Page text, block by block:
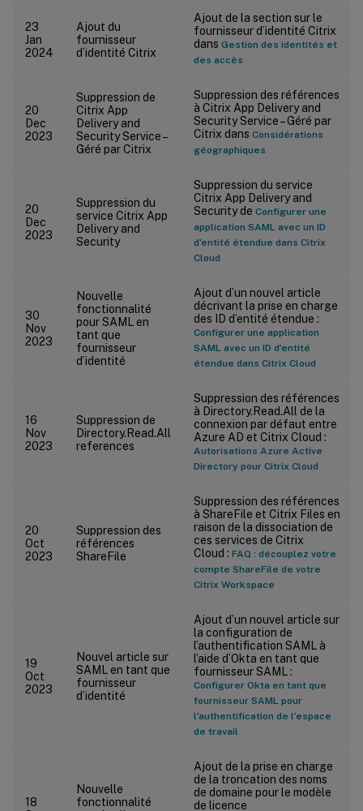
23
Jan
2024
Ajout du
fournisseur
d’identité Citrix
Ajout de la section sur le
fournisseur d’identité Citrix
dans Gestion des identités et
des accès
20
Dec
2023
Suppression de
Citrix App
Delivery and
Security Service –
Géré par Citrix
Suppression des références
à Citrix App Delivery and
Security Service – Géré par
Citrix dans Considérations
géographiques
20
Dec
2023
Suppression du
service Citrix App
Delivery and
Security
Suppression du service
Citrix App Delivery and
Security de Configurer une
application SAML avec un ID
d’entité étendue dans Citrix
Cloud
30
Nov
2023
Nouvelle
fonctionnalité
pour SAML en
tant que
fournisseur
d’identité
Ajout d’un nouvel article
décrivant la prise en charge
des ID d’entité étendue :
Configurer une application
SAML avec un ID d’entité
étendue dans Citrix Cloud
16
Nov
2023
Suppression de
Directory.Read.All
references
Suppression des références
à Directory.Read.All de la
connexion par défaut entre
Azure AD et Citrix Cloud :
Autorisations Azure Active
Directory pour Citrix Cloud
20
Oct
2023
Suppression des
références
ShareFile
Suppression des références
à ShareFile et Citrix Files en
raison de la dissociation de
ces services de Citrix
Cloud : FAQ : découplez votre
compte ShareFile de votre
Citrix Workspace
19
Oct
2023
Nouvel article sur
SAML en tant que
fournisseur
d’identité
Ajout d’un nouvel article sur
la configuration de
l’authentification SAML à
l’aide d’Okta en tant que
fournisseur SAML :
Configurer Okta en tant que
fournisseur SAML pour
l’authentification de l’espace
de travail
18
Nouvelle
fonctionnalité
Ajout de la prise en charge
de la troncation des noms
de domaine pour le modèle
de licence